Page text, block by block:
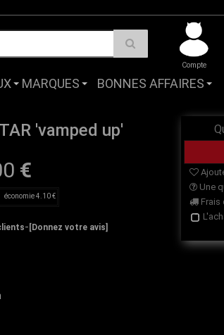
Compte
MARQUES BONNES AFFAIRES
'vamped up'
€
économie 4.10 €
- [Donnez votre avis]
Une
Frais